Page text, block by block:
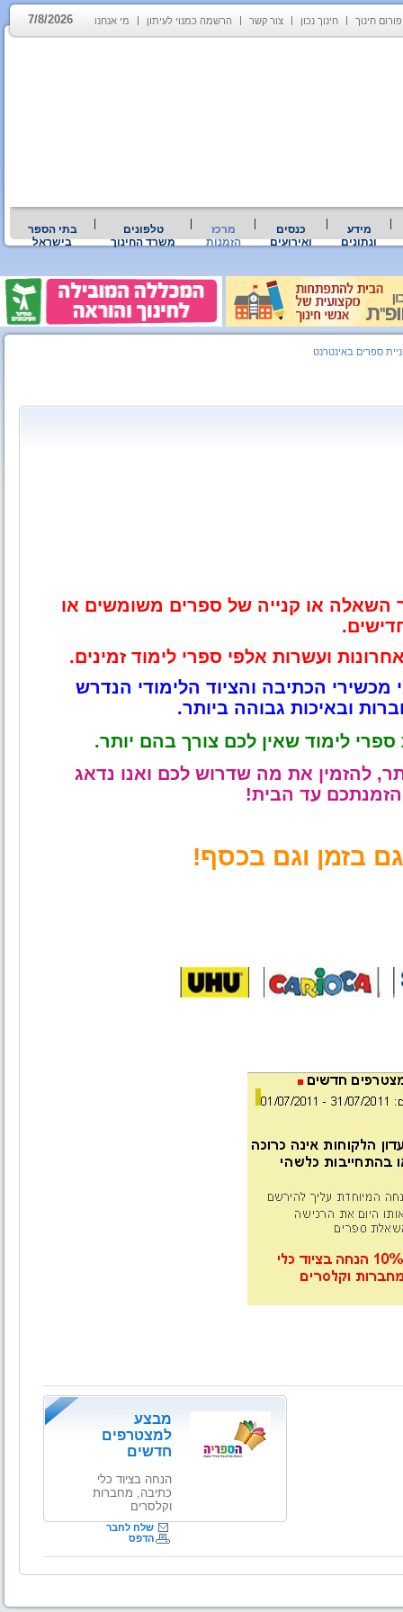
פורום חינוך חינוך נכון צור קשר הרשמה כמנוי לעיתון מי אנחנו 7/8/2026
מידע
ונתונים
כנסים
ואירועים
מרכז
הזמנות
טלפונים
משרד החינוך
בתי הספר
בישראל
ספרים באינטרנט
או קנייה של ספרים משומשים או
מכשירי הכתיבה והציוד הלימודי הנדרש
ובאיכות גבוהה ביותר.
לימוד שאין לכם צורך בהם יותר.
להזמין את מה שדרוש לכם ואנו נדאג
עד הבית!
בזמן וגם בכסף!
מבצע
למצטרפים
חדשים
הנחה בציוד כלי
כתיבה, מחברות
וקלסרים
שלח לחבר
הדפס